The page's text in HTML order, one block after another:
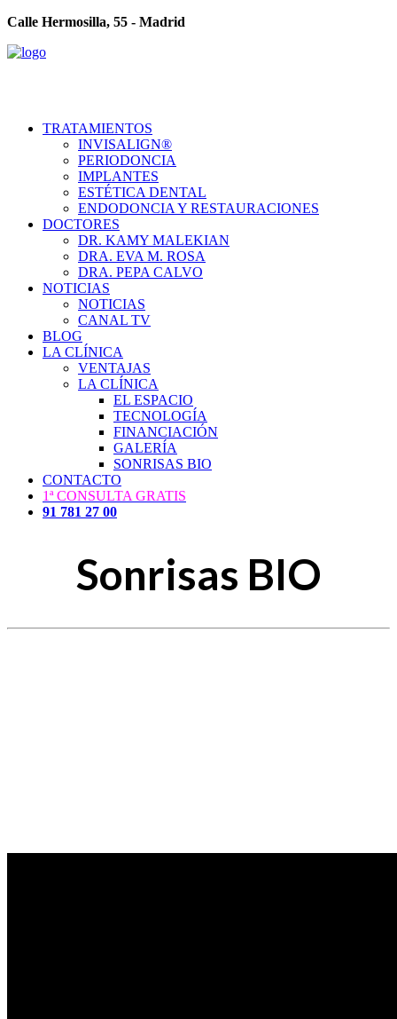
Calle Hermosilla, 55 - Madrid
TRATAMIENTOS
INVISALIGN®
PERIODONCIA
IMPLANTES
ESTÉTICA DENTAL
ENDODONCIA Y RESTAURACIONES
DOCTORES
DR. KAMY MALEKIAN
DRA. EVA M. ROSA
DRA. PEPA CALVO
NOTICIAS
NOTICIAS
CANAL TV
BLOG
LA CLÍNICA
VENTAJAS
LA CLÍNICA
EL ESPACIO
TECNOLOGÍA
FINANCIACIÓN
GALERÍA
SONRISAS BIO
CONTACTO
1ª CONSULTA GRATIS
91 781 27 00
Sonrisas BIO